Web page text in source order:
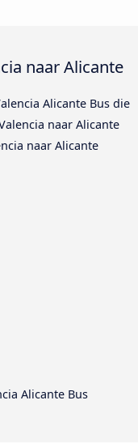
naar Alicante
Alicante Bus die
naar Alicante
naar Alicante
Alicante Bus